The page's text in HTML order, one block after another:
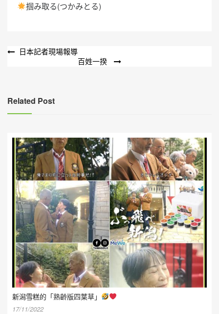
掴み取る(つかみとる)
文
覽
日本記者現場報導
百姓一揆
Related Post
新潟雪糕的「熟齡版四葉草」
17/11/2022